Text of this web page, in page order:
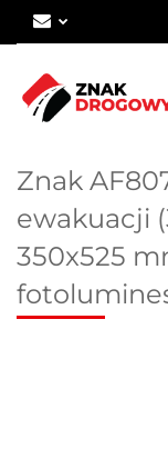
Znak
ewakuacji
350x525